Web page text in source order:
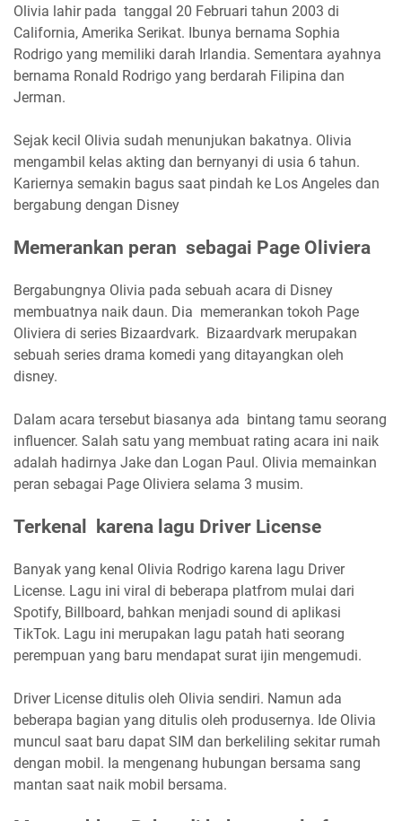
Olivia lahir pada tanggal 20 Februari tahun 2003 di
California, Amerika Serikat. Ibunya bernama Sophia
Rodrigo yang memiliki darah Irlandia. Sementara ayahnya
bernama Ronald Rodrigo yang berdarah Filipina dan
Jerman.
Sejak kecil Olivia sudah menunjukan bakatnya. Olivia
mengambil kelas akting dan bernyanyi di usia 6 tahun.
Kariernya semakin bagus saat pindah ke Los Angeles dan
bergabung dengan Disney
Memerankan peran sebagai Page Oliviera
Bergabungnya Olivia pada sebuah acara di Disney
membuatnya naik daun. Dia memerankan tokoh Page
Oliviera di series Bizaardvark. Bizaardvark merupakan
sebuah series drama komedi yang ditayangkan oleh
disney.
Dalam acara tersebut biasanya ada bintang tamu seorang
influencer. Salah satu yang membuat rating acara ini naik
adalah hadirnya Jake dan Logan Paul. Olivia memainkan
peran sebagai Page Oliviera selama 3 musim.
Terkenal karena lagu Driver License
Banyak yang kenal Olivia Rodrigo karena lagu Driver
License. Lagu ini viral di beberapa platfrom mulai dari
Spotify, Billboard, bahkan menjadi sound di aplikasi
TikTok. Lagu ini merupakan lagu patah hati seorang
perempuan yang baru mendapat surat ijin mengemudi.
Driver License ditulis oleh Olivia sendiri. Namun ada
beberapa bagian yang ditulis oleh produsernya. Ide Olivia
muncul saat baru dapat SIM dan berkeliling sekitar rumah
dengan mobil. Ia mengenang hubungan bersama sang
mantan saat naik mobil bersama.